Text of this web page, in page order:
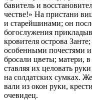
ба­ви­тель и
че­стве!» На при­ста­ни
и ста­рей­ши­на­ми; он
бо­го­слу­же­ния
кро­ви­те­ля ост­ро­ва
осо­бен­ны­ми по­че­стя­ми
бро­са­ли цве­ты; ма­те­ри,
став­ляя их це­ло­вать
на сол­дат­ских сум­ках.
ва­ли из окон ру­ки,
оче­ви­дец.